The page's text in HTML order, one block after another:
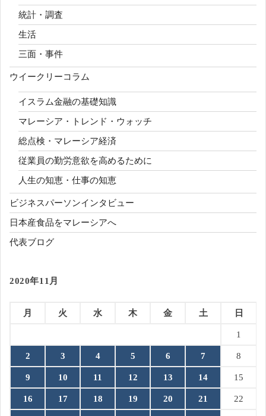
統計・調査
生活
三面・事件
ウイークリーコラム
イスラム金融の基礎知識
マレーシア・トレンド・ウォッチ
総点検・マレーシア経済
従業員の勤労意欲を高めるために
人生の知恵・仕事の知恵
ビジネスパーソンインタビュー
日本産食品をマレーシアへ
代表ブログ
2020年11月
月 火 水 木 金 土 日
1
2 3 4 5 6 7 8
9 10 11 12 13 14 15
16 17 18 19 20 21 22